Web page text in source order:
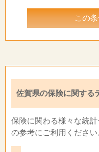
佐賀県の保険に関
保険に関わる様々な統
の参考にご利用く